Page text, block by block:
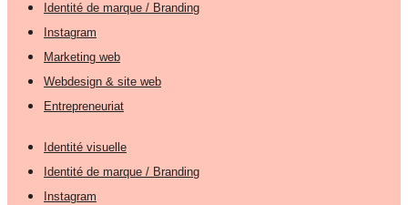
Identité de marque / Branding
Instagram
Marketing web
Webdesign & site web
Entrepreneuriat
Identité visuelle
Identité de marque / Branding
Instagram